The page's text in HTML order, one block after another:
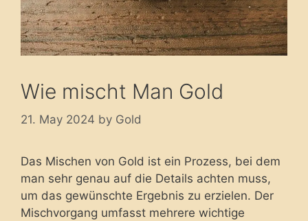
Wie mischt Man Gold
21. May 2024 by Gold
Das Mischen von Gold ist ein Prozess, bei dem
man sehr genau auf die Details achten muss,
um das gewünschte Ergebnis zu erzielen. Der
Mischvorgang umfasst mehrere wichtige